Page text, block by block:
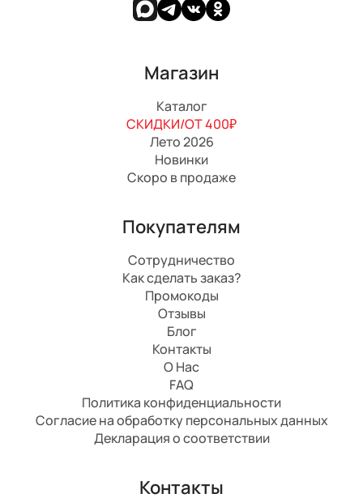
Магазин
Каталог
СКИДКИ/ОТ 400₽
Лето 2026
Новинки
Скоро в продаже
Покупателям
Сотрудничество
Как сделать заказ?
Промокоды
Отзывы
Блог
Контакты
О Нас
FAQ
Политика конфиденциальности
Согласие на обработку персональных данных
Декларация о соответствии
Контакты